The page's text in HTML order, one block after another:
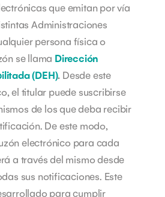
que emitan por vía
Administraciones
persona física o
se llama Dirección
(DEH). Desde este
el titular puede suscribirse
de los que deba recibir
De este modo,
electrónico para cada
a través del mismo desde
sus notificaciones. Este
para cumplir